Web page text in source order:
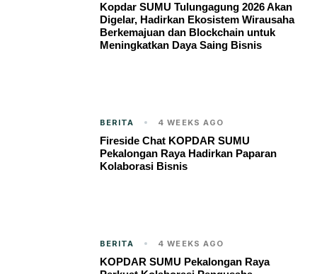
Kopdar SUMU Tulungagung 2026 Akan
Digelar, Hadirkan Ekosistem Wirausaha
Berkemajuan dan Blockchain untuk
Meningkatkan Daya Saing Bisnis
BERITA 4 WEEKS AGO
Fireside Chat KOPDAR SUMU
Pekalongan Raya Hadirkan Paparan
Kolaborasi Bisnis
BERITA 4 WEEKS AGO
KOPDAR SUMU Pekalongan Raya